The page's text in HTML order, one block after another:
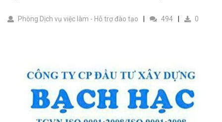
Phòng Dịch vụ việc làm - Hỗ trợ đào tạo 494 0